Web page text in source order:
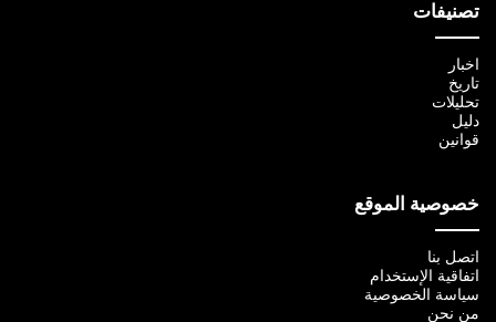
تصنيفات
اخبار
تاريخ
تحليلات
دليل
قوانين
خصوصية الموقع
اتصل بنا
اتفاقية الإستخدام
سياسة الخصوصية
من نحن